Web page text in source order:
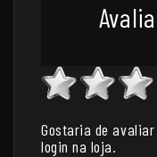
Gostaria de avaliar
login na loja.